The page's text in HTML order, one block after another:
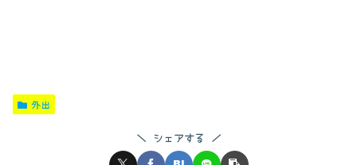
外出
シェアする